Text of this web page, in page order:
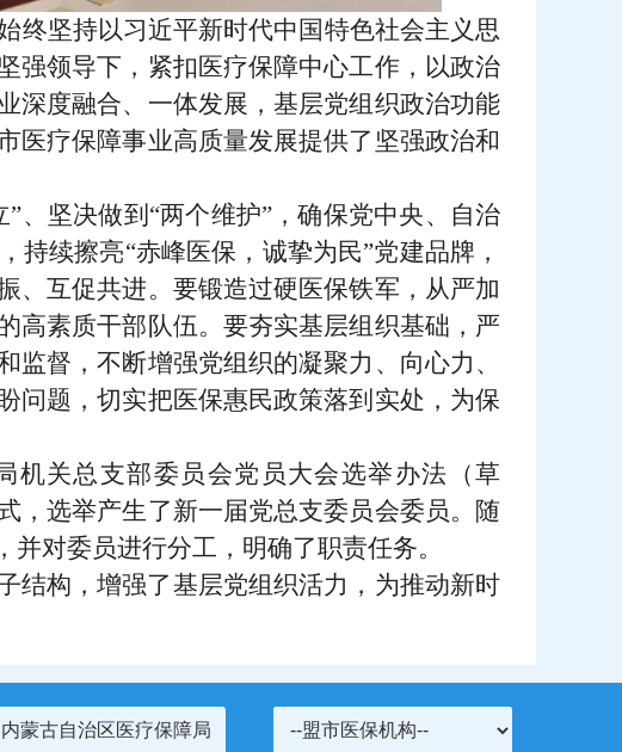
终坚持以习近平新时代中国特色社会主义思
强领导下，紧扣医疗保障中心工作，以政治
深度融合、一体发展，基层党组织政治功能
医疗保障事业高质量发展提供了坚强政治和
、坚决做到“两个维护”，确保党中央、自治
续擦亮“赤峰医保，诚挚为民”党建品牌，
、互促共进。要锻造过硬医保铁军，从严加
高素质干部队伍。要夯实基层组织基础，严
督，不断增强党组织的凝聚力、向心力、
问题，切实把医保惠民政策落到实处，为保
机关总支部委员会党员大会选举办法（草
，选举产生了新一届党总支委员会委员。随
对委员进行分工，明确了职责任务。
结构，增强了基层党组织活力，为推动新时
内蒙古自治区医疗保障局